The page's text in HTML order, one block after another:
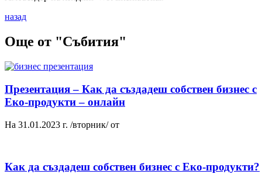
назад
Още от "Събития"
Презентация – Как да създадеш собствен бизнес с
Еко-продукти – онлайн
На 31.01.2023 г. /вторник/ от
Как да създадеш собствен бизнес с Еко-продукти?